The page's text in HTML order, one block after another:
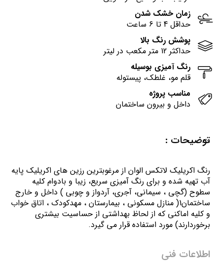
زمان خشک شدن
حداقل 4 تا 6 ساعت
پوشش رنگ بالا
حداکثر 12 متر مکعب در لیتر
رنگ آمیزی بوسیله
قلم مو، غلطک، پیستوله
مناسب پروژه
داخل و بیرون ساختمان
توضیحات :
رنگ اكريليك لاتكس الوان از مرغوبترين رزين هاي اكريليك پايه
آب تهيه شده و برای رنگ آمیزی سریع، زیبا و بادوام کلیه
سطوح (گچی ، سیمانی، آجری، آردواز و چوبی ) داخل و خارج
ساختمان1( منازل مسكوني ، بيمارستان ، مهدكودك ، اتاق خواب
و كليه اماكني كه از لحاظ بهداشتي از حساسيت بيشتري
برخوردارند) مورد استفاده قرار می گیرد.
اطلاعات فنی